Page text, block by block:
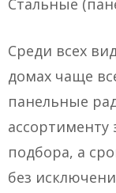
Стальные
Среди всех
домах чаще
панельные
подбора, а
без